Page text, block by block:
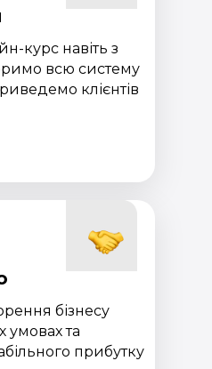
курс навіть з
всю систему
клієнтів
бізнесу
умовах та
прибутку